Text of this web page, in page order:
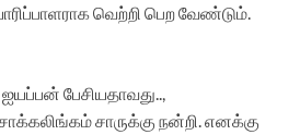
வெற்றி பெற வேண்டும்.
பேசியதாவது..,
சாருக்கு நன்றி. எனக்கு